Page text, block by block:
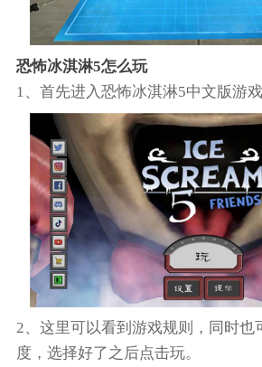
恐怖冰淇淋5怎么玩
1、首先进入恐怖冰淇淋5中文版游戏
2、这里可以看到游戏规则，同时也
度，选择好了之后点击玩。